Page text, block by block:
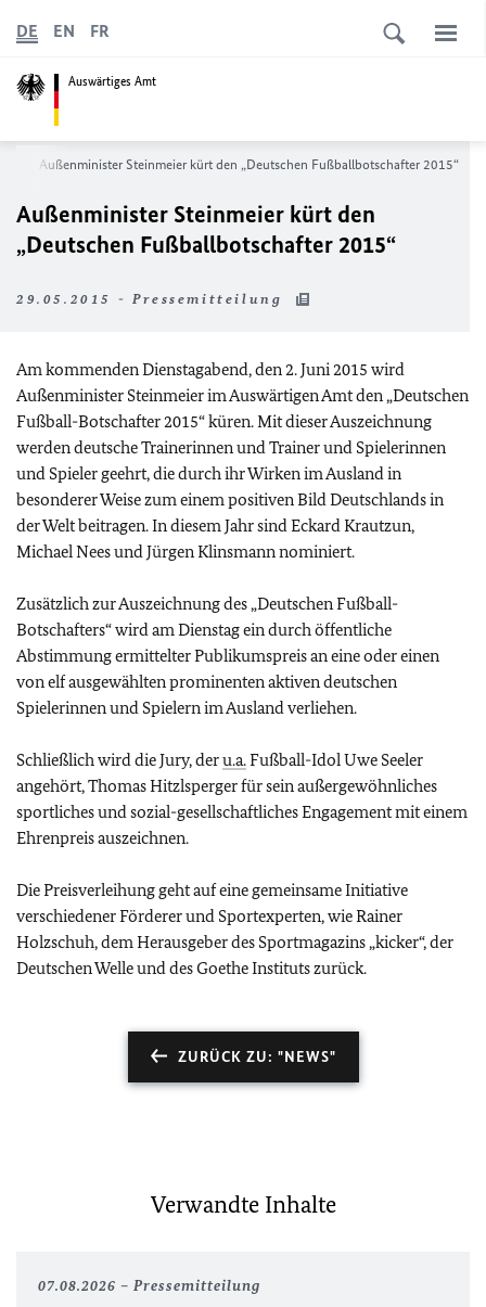
Auswärtiges Amt
DE EN FR
Außenminister Steinmeier kürt den „Deutschen Fußballbotschafter 2015“
Außenminister Steinmeier kürt den
„Deutschen Fußballbotschafter 2015“
29.05.2015 - Pressemitteilung
Am kommenden Dienstagabend, den 2. Juni 2015 wird
Außenminister Steinmeier im Auswärtigen Amt den „Deutschen
Fußball-Botschafter 2015“ küren. Mit dieser Auszeichnung
werden deutsche Trainerinnen und Trainer und Spielerinnen
und Spieler geehrt, die durch ihr Wirken im Ausland in
besonderer Weise zum einem positiven Bild Deutschlands in
der Welt beitragen. In diesem Jahr sind Eckard Krautzun,
Michael Nees und Jürgen Klinsmann nominiert.
Zusätzlich zur Auszeichnung des „Deutschen Fußball-
Botschafters“ wird am Dienstag ein durch öffentliche
Abstimmung ermittelter Publikumspreis an eine oder einen
von elf ausgewählten prominenten aktiven deutschen
Spielerinnen und Spielern im Ausland verliehen.
Schließlich wird die Jury, deru.a.Fußball-Idol Uwe Seeler
angehört, Thomas Hitzlsperger für sein außergewöhnliches
sportliches und sozial-gesellschaftliches Engagement mit einem
Ehrenpreis auszeichnen.
Die Preisverleihung geht auf eine gemeinsame Initiative
verschiedener Förderer und Sportexperten, wie Rainer
Holzschuh, dem Herausgeber des Sportmagazins „kicker“, der
Deutschen Welle und des Goethe Instituts zurück.
ZURÜCK ZU: "NEWS"
Verwandte Inhalte
07.08.2026 Pressemitteilung